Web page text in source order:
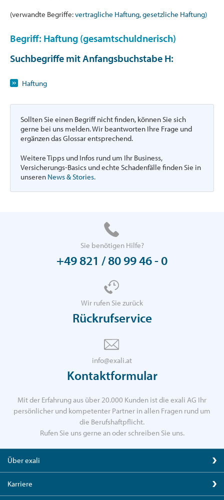
(verwandte Begriffe:vertragliche Haftung,gesetzliche Haftung)
Begriff: Haftung (gesamtschuldnerisch)
Suchbegriffe mit Anfangsbuchstabe H:
Haftung
Sollten Sie einen Begriff nicht finden, können Sie sich
gerne bei uns melden. Wir beantworten Ihre Frage und
ergänzen das Glossar entsprechend.
Weitere Tipps und Infos rund um Ihr Business,
Versicherungs-Basics und echte Schadenfälle finden Sie in
unseren News & Stories.
Sie benötigen Hilfe?
+49 821 / 80 99 46 - 0
Wir rufen Sie zurück
Rückrufservice
info@exali.at
Kontaktformular
Mit der Erfahrung aus über 20.000 Kunden ist die exali AG Ihr
persönlicher und kompetenter Partner in allen Fragen rund um
die Berufshaftpflicht.
Rufen Sie uns gerne an oder schreiben Sie uns.
Über exali
Karriere